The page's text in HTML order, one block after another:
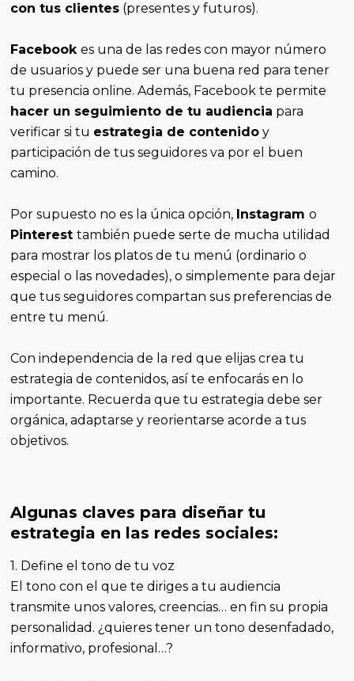
con tus clientes (presentes y futuros).
Facebookes una de las redes con mayor número
de usuarios y puede ser una buena red para tener
tu presencia online. Además, Facebook te permite
hacer un seguimiento de tu audiencia para
verificar si tu estrategia de contenido y
participación de tus seguidores va por el buen
camino.
Por supuesto no es la única opción, Instagramo
Pinteresttambién puede serte de mucha utilidad
para mostrar los platos de tu menú (ordinario o
especial o las novedades), o simplemente para dejar
que tus seguidores compartan sus preferencias de
entre tu menú.
Con independencia de la red que elijas crea tu
estrategia de contenidos, así te enfocarás en lo
importante. Recuerda que tu estrategia debe ser
orgánica, adaptarse y reorientarse acorde a tus
objetivos.
Algunas claves para diseñar tu
estrategia en las redes sociales:
1. Define el tono de tu voz
El tono con el que te diriges a tu audiencia
transmite unos valores, creencias… en fin su propia
personalidad. ¿quieres tener un tono desenfadado,
informativo, profesional…?